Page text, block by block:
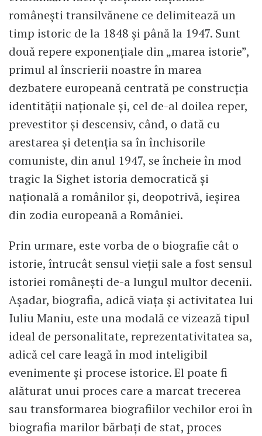
românești transilvănene ce delimitează un
timp istoric de la 1848 și până la 1947. Sunt
două repere exponențiale din „marea istorie”,
primul al înscrierii noastre în marea
dezbatere europeană centrată pe construcția
identității naționale și, cel de-al doilea reper,
prevestitor și descensiv, când, o dată cu
arestarea și detenția sa în închisorile
comuniste, din anul 1947, se încheie în mod
tragic la Sighet istoria democratică și
națională a românilor și, deopotrivă, ieșirea
din zodia europeană a României.
Prin urmare, este vorba de o biografie cât o
istorie, întrucât sensul vieții sale a fost sensul
istoriei românești de-a lungul multor decenii.
Așadar, biografia, adică viața și activitatea lui
Iuliu Maniu, este una modală ce vizează tipul
ideal de personalitate, reprezentativitatea sa,
adică cel care leagă în mod inteligibil
evenimente și procese istorice. El poate fi
alăturat unui proces care a marcat trecerea
sau transformarea biografiilor vechilor eroi în
biografia marilor bărbați de stat, proces